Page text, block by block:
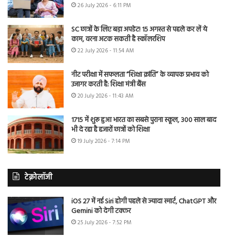
26 July 2026 - 6:11 PM
SC छात्रों के लिए बड़ा अपडेट! 15 अगस्त से पहले कर लें ये
काम, वरना अटक सकती है स्कॉलरशिप
22 July 2026 - 11:54 AM
नीट परीक्षा में सफलता “शिक्षा क्रांति” के व्यापक प्रभाव को
उजागर करती है: शिक्षा मंत्री बैंस
20 July 2026 - 11:43 AM
1715 में शुरू हुआ भारत का सबसे पुराना स्कूल, 300 साल बाद
भी दे रहा है हजारों छात्रों को शिक्षा
19 July 2026 - 7:14 PM
टेक्नोलॉजी
iOS 27 में नई Siri होगी पहले से ज्यादा स्मार्ट, ChatGPT और
Gemini को देगी टक्कर
25 July 2026 - 7:52 PM